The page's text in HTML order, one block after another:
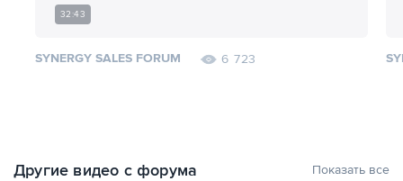
32:43
SYNERGY SALES FORUM 6 723
Другие видео с форума Показать все